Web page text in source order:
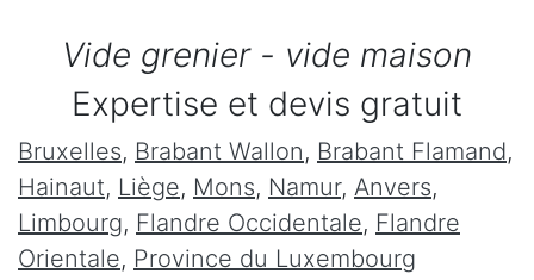
Vide grenier - vide maison
Expertise et devis gratuit
Bruxelles, Brabant Wallon, Brabant Flamand,
Hainaut, Liège, Mons, Namur, Anvers,
Limbourg, Flandre Occidentale, Flandre
Orientale, Province du Luxembourg